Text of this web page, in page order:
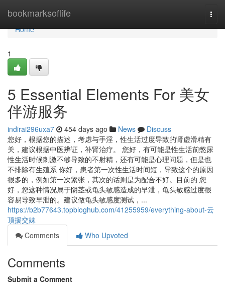
bookmarksoflife
Home
Home
1
5 Essential Elements For 美女
伴游服务
indirai296uxa7 454 days ago News
Discuss
您好，根据您的描述，考虑与手淫，性生活过度导致的肾虚滑精有
关，建议根据中医辨证，补肾治疗。 您好，有可能是性生活前憋尿
性生活时候刺激不够导致的不射精，还有可能是心理问题，但是也
不排除有生殖系 你好，患者第一次性生活时间短，导致这个的原因
很多的，例如第一次紧张，其次的话则是为配合不好。目前的 您
好，您这种情况属于阴茎或龟头敏感造成的早泄，龟头敏感过度很
容易导致早泄的。建议做龟头敏感度测试，...
https://b2b77643.topbloghub.com/41255959/everything-about-云
顶援交妹
Comments
Who Upvoted
Comments
Submit a Comment